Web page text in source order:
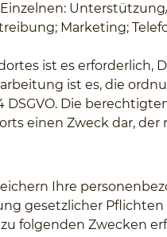
Marketing;
ist es erforderlich,
ist es, die
4 DSGVO. Die
einen Zweck dar,
Ihre
gesetzlicher
folgenden Zwecken